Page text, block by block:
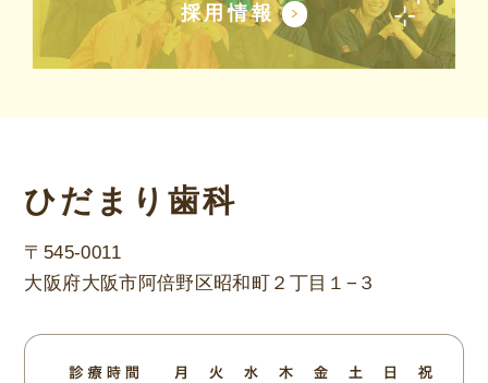
採用情報
ひだまり歯科
〒545-0011
大阪府大阪市阿倍野区昭和町２丁目１−３